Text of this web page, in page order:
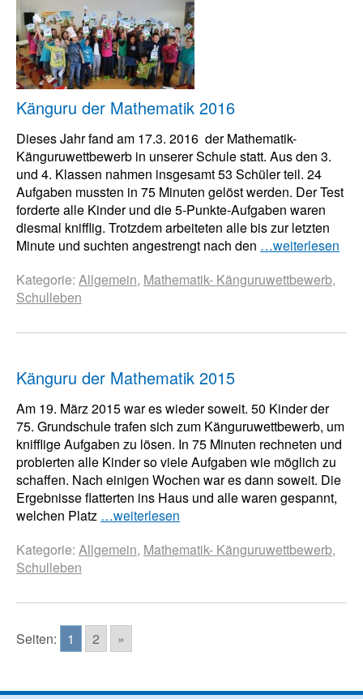
Känguru der Mathematik 2016
Dieses Jahr fand am 17.3. 2016 der Mathematik-
Känguruwettbewerb in unserer Schule statt. Aus den 3.
und 4. Klassen nahmen insgesamt 53 Schüler teil. 24
Aufgaben mussten in 75 Minuten gelöst werden. Der Test
forderte alle Kinder und die 5-Punkte-Aufgaben waren
diesmal knifflig. Trotzdem arbeiteten alle bis zur letzten
Minute und suchten angestrengt nach den …weiterlesen
Kategorie: Allgemein, Mathematik- Känguruwettbewerb,
Schulleben
Känguru der Mathematik 2015
Am 19. März 2015 war es wieder soweit. 50 Kinder der
75. Grundschule trafen sich zum Känguruwettbewerb, um
knifflige Aufgaben zu lösen. In 75 Minuten rechneten und
probierten alle Kinder so viele Aufgaben wie möglich zu
schaffen. Nach einigen Wochen war es dann soweit. Die
Ergebnisse flatterten ins Haus und alle waren gespannt,
welchen Platz …weiterlesen
Kategorie: Allgemein, Mathematik- Känguruwettbewerb,
Schulleben
Seiten: 1 2 »